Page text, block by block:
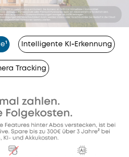
Intelligente KI‑Erkennung
Tracking